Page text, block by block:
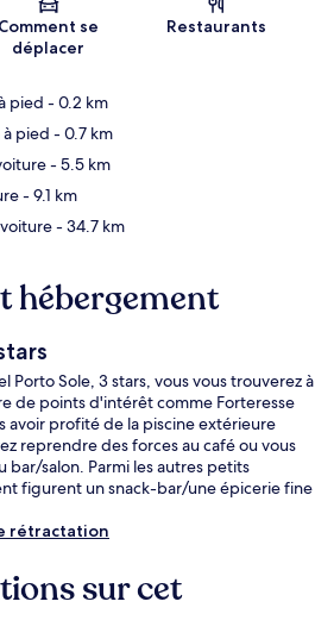
Carte
Comment se
déplacer
Restaurants
pied - 0.2 km
pied - 0.7 km
- 5.5 km
- 9.1 km
- 34.7 km
hébergement
Porto Sole, 3 stars, vous vous trouverez à
de points d'intérêt comme Forteresse
avoir profité de la piscine extérieure
reprendre des forces au café ou vous
salon. Parmi les autres petits
figurent un snack-bar/une épicerie fine
rétractation
sur cet